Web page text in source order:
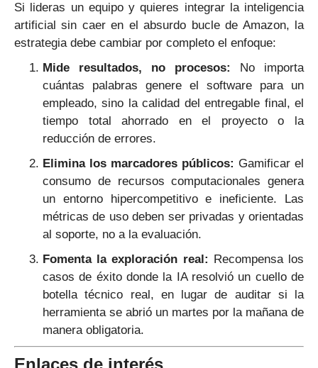
Si lideras un equipo y quieres integrar la inteligencia
artificial sin caer en el absurdo bucle de Amazon, la
estrategia debe cambiar por completo el enfoque:
Mide resultados, no procesos:
No importa
cuántas palabras genere el software para un
empleado, sino la calidad del entregable final, el
tiempo total ahorrado en el proyecto o la
reducción de errores.
Elimina los marcadores públicos: Gamificar el
consumo de recursos computacionales genera
un entorno hipercompetitivo e ineficiente. Las
métricas de uso deben ser privadas y orientadas
al soporte, no a la evaluación.
Fomenta la exploración real: Recompensa los
casos de éxito donde la IA resolvió un cuello de
botella técnico real, en lugar de auditar si la
herramienta se abrió un martes por la mañana de
manera obligatoria.